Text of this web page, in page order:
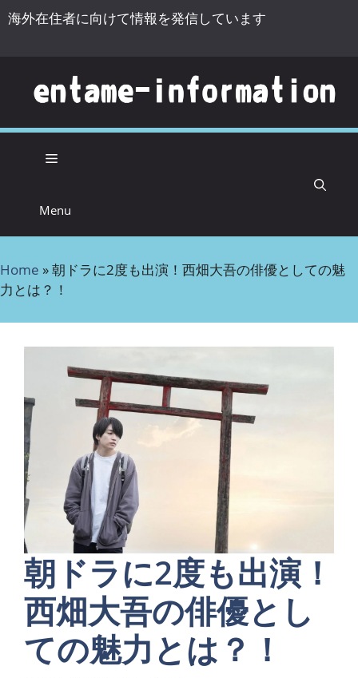
コンテンツへスキップ
海外在住者に向けて情報を発信しています
Menu
Home »朝ドラに2度も出演！西畑大吾の俳優としての魅
力とは？！
朝ドラに2度も出演！
西畑大吾の俳優とし
ての魅力とは？！